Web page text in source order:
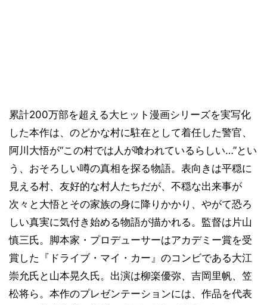
累計200万部を超える大ヒット漫画シリーズを実写化
した本作は、のどかな村に駐在として着任した警官、
阿川大悟が“この村では人が喰われているらしい…”とい
う、おそろしい噂の真相を探る物語。表向きは平穏に
見える村、友好的な村人たちだが、不穏な出来事が
次々と大悟とその家族の身に降りかかり、やがて恐ろ
しい真実に気付き始める物語が描かれる。監督は片山
慎三氏。脚本家・プロデューサーはアカデミー賞を受
賞した『ドライブ・マイ・カー』のコンビである大江
崇允氏と山本晃久氏。出演は柳楽優弥、吉岡里帆、笠
松将ら。本作のプレゼンテーションには、作品を代表